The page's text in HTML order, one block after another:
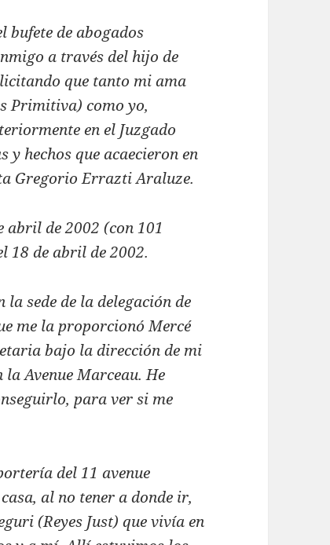
bufete de abogados
a través del hijo de
que tanto mi ama
Primitiva) como yo,
en el Juzgado
hechos que acaecieron en
Gregorio Errazti Araluze.
abril de 2002 (con 101
18 de abril de 2002.
sede de la delegación de
me la proporcionó Mercé
bajo la dirección de mi
Avenue Marceau. He
para ver si me
del 11 avenue
al no tener a donde ir,
(Reyes Just) que vivía en